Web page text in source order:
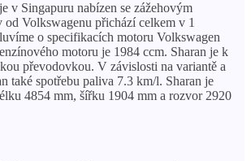
v Singapuru nabízen se zážehovým
Volkswagenu přichází celkem v 1
o specifikacích motoru Volkswagen
motoru je 1984 ccm. Sharan je k
převodovkou. V závislosti na variantě a
také spotřebu paliva 7.3 km/l. Sharan je
4854 mm, šířku 1904 mm a rozvor 2920